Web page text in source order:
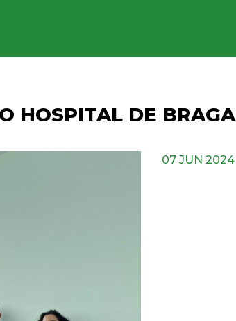
HOSPITAL DE BRAGA
07 JUN 2024